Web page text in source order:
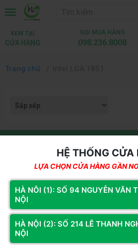
XEM TẠI
CỬA HÀNG
GỌI MUA HÀNG
098.236.8008
Trang chủ
Long
HỆ THỐNG CỬA
LỰA CHỌN CỬA HÀNG GẦN
HÀ NÔI (1): SỐ 94 NGUYỄN VĂN
NỘI
HÀ NỘI (2): SỐ 214 LÊ THANH
NỘI